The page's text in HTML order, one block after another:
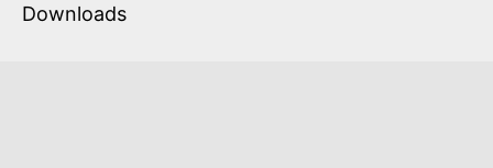
Downloads